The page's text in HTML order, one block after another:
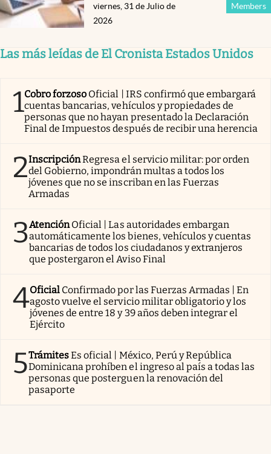
Members
viernes, 31 de Julio de
2026
Las más leídas de El Cronista Estados Unidos
1Cobro forzoso Oficial | IRS confirmó que embargará
cuentas bancarias, vehículos y propiedades de
personas que no hayan presentado la Declaración
Final de Impuestos después de recibir una herencia
2InscripciónRegresa el servicio militar: por orden
del Gobierno, impondrán multas a todos los
jóvenes que no se inscriban en las Fuerzas
Armadas
3AtenciónOficial | Las autoridades embargan
automáticamente los bienes, vehículos y cuentas
bancarias de todos los ciudadanos y extranjeros
que postergaron el Aviso Final
4Oficial Confirmado por las Fuerzas Armadas | En
agosto vuelve el servicio militar obligatorio y los
jóvenes de entre 18 y 39 años deben integrar el
Ejército
5TrámitesEs oficial | México, Perú y República
Dominicana prohíben el ingreso al país a todas las
personas que posterguen la renovación del
pasaporte